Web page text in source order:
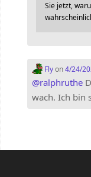
Sie jetzt,
Flyon4/24/
@ralphruthe
wach. Ich bin